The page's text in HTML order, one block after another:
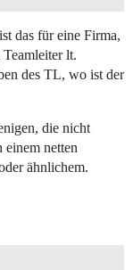
das für eine Firma,
lt.
des TL, wo ist der
die nicht
einem netten
ähnlichem.